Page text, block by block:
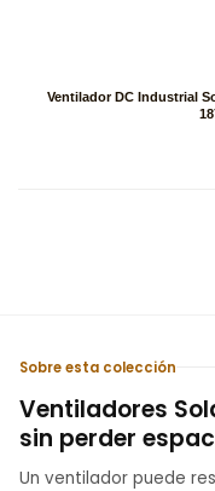
Ventilador DC Industrial
Sobre esta colección
Ventiladores
sin perder
Un ventilador puede